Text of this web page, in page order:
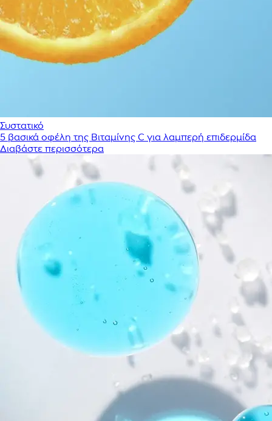
Συστατικό
5 βασικά οφέλη της Βιταμίνης C για λαμπερή επιδερμίδα
Διαβάστε περισσότερα